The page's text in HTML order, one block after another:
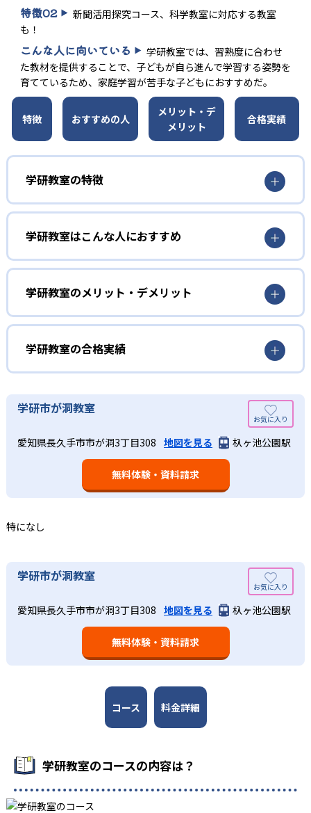
特徴02
新聞活用探究コース、科学教室に対応する教室
も！
こんな人に向いている
学研教室では、習熟度に合わせ
た教材を提供することで、子どもが自ら進んで学習する姿勢を
育てているため、家庭学習が苦手な子どもにおすすめだ。
特徴 おすすめの人
メリット・デ
メリット
合格実績
学研教室の特徴
01
3歳から高校生まで「無学年方式」で個別指導
学研教室は、0･1･2歳から高校生までを対象として個別指導
解度を最優先して学習を進める「無学年方式」を採用して
いることが特徴だ。この「無学年方式」では、生徒が個々
のペースで学習することができるため、一度立ち止まって
わからないところをしっかり学習したり、余裕がある場合
はどんどん先取り学習を進めたりすることも可能である。
02
生徒それぞれに最適化された学習計画を設計
学研教室の個別指導では、生徒一人ひとりの学力／適性を
しっかり把握した上で学習の出発点を定め、生徒に最適化
された学習計画を設計する。また、生徒それぞれに最適な
教材を提供すると共に、適切なアドバイスも実施。少しず
つレベルアップするスモールステップの教材となっている
る。「自分から進んで学習する」姿勢や態度の育成も重視
している。
03
週2回の教室学習と毎日の家庭学習
学研教室では、週2回の教室学習と毎日の家庭学習（宿題学
習）の相乗効果を活かす形で生徒の学力向上を進める。週2
回の教室学習において指導者は、生徒の様子を観察しなが
ら学習指導と学習管理を実施。教室学習日以外の日のため
に自宅学習用の教材も提供し、学習の習慣化と学力の定着
を図っている。進度が早い子供は先取り学習も可能だ。
学研教室はこんな人におすすめ
勉強全体の底力を上げたい人向け
学研教室は、生徒の「わかった！」を重視する形で個別指
導を行っている。無理なく学習を進められるよう「無学年
方式」を採用しており、わからない問題がある場合は立ち
止まってじっくりと学習することができる。また、覚えた
知識の量などで測りやすい「見える力」だけでなく、学習
に向いている。
算数（数学）と国語の基礎力を上げたい人向け
学研教室では、算数（数学）と国語を全ての教科の基礎に
なるものと考え、その指導を重視している。算数（数学）
では筋道を立てて考える力の育成を、国語では全ての学力
の土台となる「読む力」「書く力」の育成に力を入れてい
家庭学習で学習させている。そのため、算数（数学）と国
長時間の勉強が苦手な人向け
学研教室では、小学生については、1回の学習時間を30～
50分程度と設定している。この時間設定は、子どもが集中
して学習できる時間が通常「学年×10分±10分」と考えら
れていることに由来するものだ。この限界を超えて勉強し
ても学習の効果は上がらないと学研教室は考え、単なる長
時間学習よりくり返し学習の効果を重視している。そのた
学研教室のメリット・デメリット
出典：学研教室 公式サイト
学研教室が持つ最大のメリットは、学研の教材開発ノウハ
ウを結集して制作した学習教材を使用している点だ。この
教材は、学習指導要領の内容を全てカバーしており、学校
の勉強がよくわかるというもの。基礎から応用まで、少し
固めから先取り学習まで対応している。算数と国語を重視
すると共に、幼児・小学校低学年から外国語活動の学習に
も対応。中学校英語の準備や高校入試向けの英語力育成に
学研教室の先生は、研修会や勉強会で日々指導スキルを研
鑽している。「子どもたちに学ぶ喜びを」「自信を」「生
きる力を」という理念のもとで生徒一人ひとりに向き合っ
ており、生徒それぞれの「できるところ」「良いところ」
学研教室の合格実績
学研教室の合格実績は、公式サイトでは公開されていな
学研市が洞教室
愛知県長久手市市が洞3丁目308 地図を見る 杁ヶ池公園駅
無料体験・資料請求
特になし
学研市が洞教室
愛知県長久手市市が洞3丁目308 地図を見る 杁ヶ池公園駅
無料体験・資料請求
コース 料金詳細
学研教室のコースの内容は？